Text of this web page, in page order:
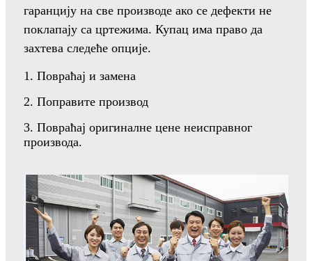
гаранцију на све производе ако се дефекти не
поклапају са цртежима. Купац има право да
захтева следеће опције.
1. Повраћај и замена
2. Поправите производ
3. Повраћај оригиналне цене неисправног
производа.